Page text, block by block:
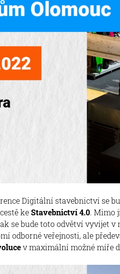
Digitální stavebnictví se
keStavebnictví 4.0. Mimo
se bude toto odvětví vyvíjet v
odborné veřejnosti, ale
v maximální možné míře